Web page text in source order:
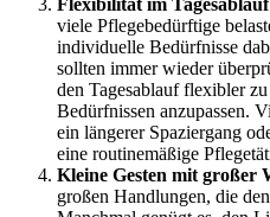
Flexibilität im Tagesablauf
viele Pflegebedürftige
individuelle Bedürfnisse
sollten immer wieder
den Tagesablauf flexibler
Bedürfnissen anzupassen.
ein längerer Spaziergang
eine routinemäßige
Kleine Gesten mit großer
großen Handlungen, die